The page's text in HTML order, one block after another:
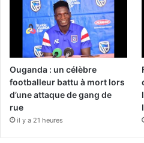
Ouganda : un célèbre
footballeur battu à mort lors
d’une attaque de gang de
rue
il y a 21 heures